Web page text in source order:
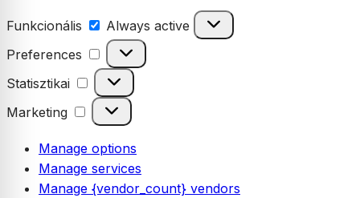
Funkcionális Funkcionális
Always active
Preferences
Preferences
Statisztikai Statisztikai
Marketing Marketing
Manage options
Manage services
Manage {vendor_count} vendors